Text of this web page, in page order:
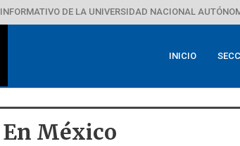
DE LA UNIVERSIDAD NACIONAL
INICIO
México